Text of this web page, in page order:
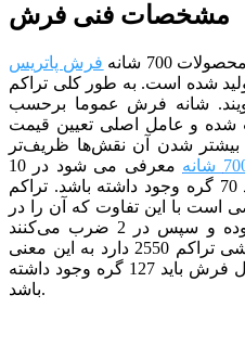
مشخصات فنی فرش
700 شانه
فرش پاتریس
که با تراکم طولی 2550 تولید شده است. به طور کلی تراکم
شانه فرش عموما برحسب
شده و عامل اصلی تعیین قیمت
شدن آن نقش‌ها ظریف‌تر
معرفی می شود در 10
سانتی متر از «عرض» فرش باید 70 گره وجود داشته باشد. تراکم
است با این تفاوت که آن را در
نیمه «طولی» فرش محاسبه نموده و سپس در 2 ضرب می‌کنند
یعنی زمانی که گفته می‌شود فرشی تراکم 2550 دارد به این معنی
است که در 10 سانتی متر از طول فرش باید 127 گره وجود داشته
باشد.